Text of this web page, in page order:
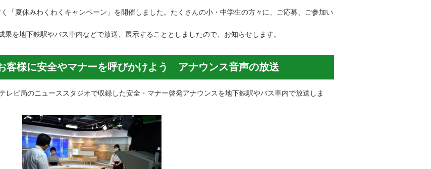
「夏休みわくわくキャンペーン」を開催しました。たくさんの小・中学生の方々に、ご応募、ご参加い
を地下鉄駅やバス車内などで放送、展示することとしましたので、お知らせします。
様に安全やマナーを呼びかけよう アナウンス音声の放送
レビ局のニューススタジオで収録した安全・マナー啓発アナウンスを地下鉄駅やバス車内で放送しま